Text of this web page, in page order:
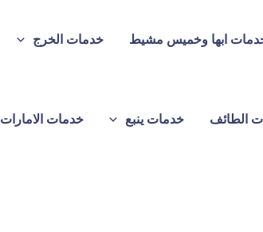
ابها وخميس مشيط خدمات الخرج
الطائف خدمات ينبع خدمات الامارات